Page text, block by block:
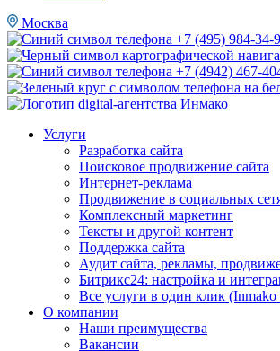
Москва
+7 (495) 984-34-
+7 (4942) 467-
Услуги
Разработка сайта
Поисковое продвижение сайта
Интернет-реклама
Продвижение в социальных
Комплексный маркетинг
Тексты и другой контент
Поддержка сайта
Аудит сайта, рекламы,
Битрикс24: настройка и
Все услуги в один клик (Inmako
О компании
Наши преимущества
Вакансии